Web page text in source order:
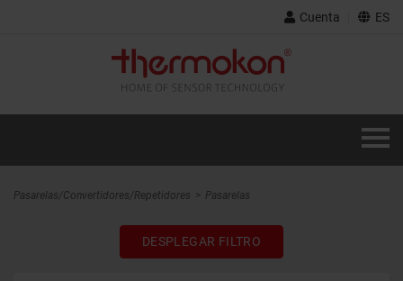
Cuenta ES
Pasarelas/Convertidores/Repetidores Pasarelas
DESPLEGAR FILTRO